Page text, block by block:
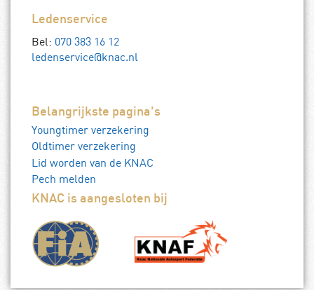
Ledenservice
Bel: 070 383 16 12
ledenservice@knac.nl
Belangrijkste pagina's
Youngtimer verzekering
Oldtimer verzekering
Lid worden van de KNAC
Pech melden
KNAC is aangesloten bij